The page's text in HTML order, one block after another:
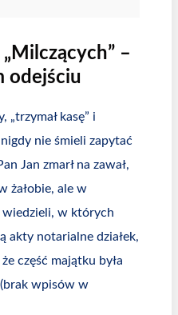
–
odejściu
„trzymał kasę” i
nie śmieli zapytać
Jan zmarł na zawał,
żałobie, ale w
wiedzieli, w których
akty notarialne działek,
część majątku była
wpisów w